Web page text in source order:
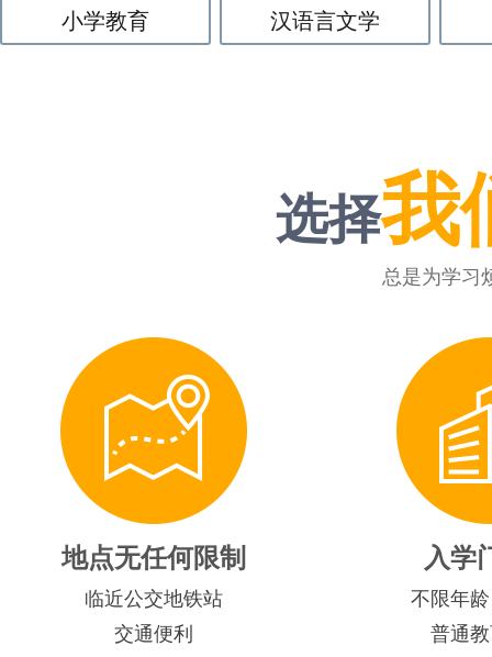
小学教育 汉语言文学
选择我
总是为学习
地点无任何限制
临近公交地铁站
交通便利
入学
不限年
普通